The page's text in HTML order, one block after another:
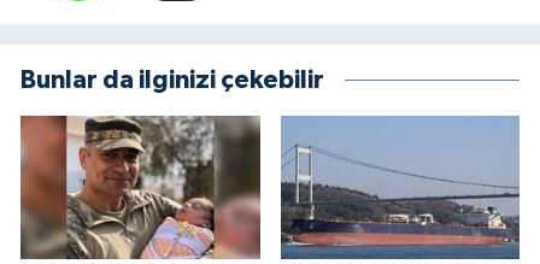
Bunlar da ilginizi çekebilir